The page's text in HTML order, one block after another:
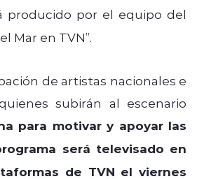
producido por el equipo del
Mar en TVN”.
de artistas nacionales e
subirán al escenario
para motivar y apoyar las
será televisado en
de TVN el viernes